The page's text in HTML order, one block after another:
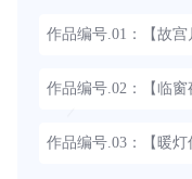
作品编号.01：【故宫
作品编号.02：【临窗
作品编号.03：【暖灯